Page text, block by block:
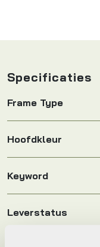
Specificaties
Frame Type
Hoofdkleur
Keyword
Leverstatus